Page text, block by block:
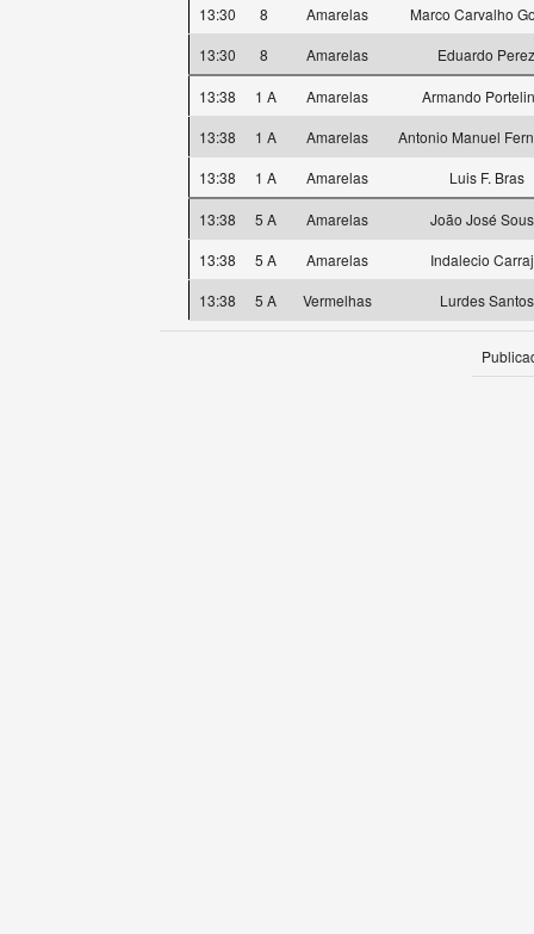
13:30
8 Amarelas
Marco Carvalho
13:30
8 Amarelas Eduardo Perez
13:38 1 A Amarelas
Armando
13:38
1 A Amarelas
Antonio Manuel
13:38
1 A Amarelas Luis F. Bras
13:38 5 A Amarelas
João José
13:38
5 A Amarelas
Indalecio
13:38
5 A Vermelhas Lurdes Santos